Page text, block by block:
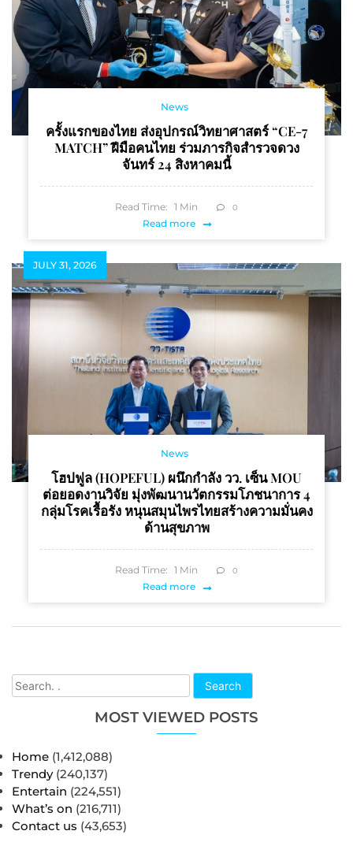
Search
MOST VIEWED POSTS
Home (1,412,088)
Trendy (240,137)
Entertain (224,551)
What’s on (216,711)
Contact us (43,653)
News
ครั้งแรกของไทย ส่งอุปกรณ์วิทยาศาสตร์ “CE-7
MATCH” ฝีมือคนไทย ร่วมภารกิจสำรวจดวง
จันทร์ 24 สิงหาคมนี้
Read Time: 1 Min 0
Read more
JULY 31, 2026
News
โฮปฟูล (HOPEFUL) ผนึกกำลัง วว. เซ็น MOU
ต่อยอดงานวิจัย มุ่งพัฒนานวัตกรรมโภชนาการ 4
กลุ่มโรคเรื้อรัง หนุนสมุนไพรไทยสร้างความมั่นคง
ด้านสุขภาพ
Read Time: 1 Min 0
Read more